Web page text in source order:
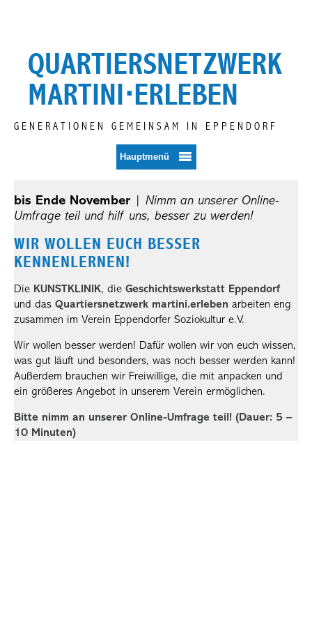
springen
QUARTIERSNETZWERK
MARTINI⋅ERLEBEN
GENERATIONEN GEMEINSAM IN EPPENDORF
Hauptmenü
bis Ende November
Nimm an unserer Online-
Umfrage teil und hilf uns, besser zu werden!
WIR WOLLEN EUCH BESSER
KENNENLERNEN!
Die KUNSTKLINIK, die Geschichtswerkstatt Eppendorf
und das Quartiersnetzwerk martini.erleben arbeiten eng
zusammen im Verein Eppendorfer Soziokultur e.V.
Wir wollen besser werden! Dafür wollen wir von euch wissen,
was gut läuft und besonders, was noch besser werden kann!
Außerdem brauchen wir Freiwillige, die mit anpacken und
ein größeres Angebot in unserem Verein ermöglichen.
Bitte nimm an unserer Online-Umfrage teil! (Dauer: 5 –
10 Minuten)